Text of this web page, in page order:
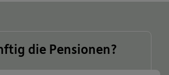
die Pensionen?